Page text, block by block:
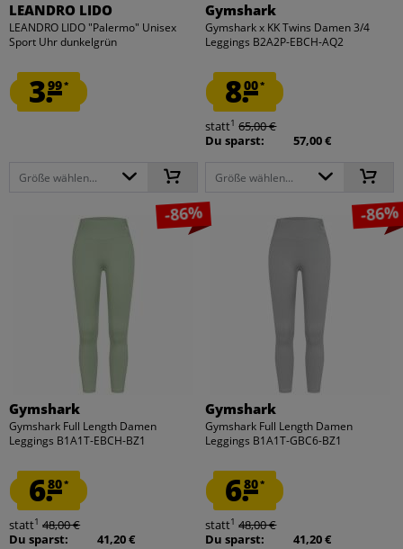
LEANDRO LIDO
LEANDRO LIDO "Palermo" Unisex
Sport Uhr dunkelgrün
3.99*
Größe wählen...
Gymshark
Gymshark x KK Twins Damen 3/4
Leggings B2A2P-EBCH-AQ2
8.00*
statt1 65,00 €
Du sparst:
57,00 €
Größe wählen...
-86%
Gymshark
Gymshark Full Length Damen
Leggings B1A1T-EBCH-BZ1
6.80*
statt1 48,00 €
Du sparst:
41,20 €
-86%
Gymshark
Gymshark Full Length Damen
Leggings B1A1T-GBC6-BZ1
6.80*
statt1 48,00 €
Du sparst:
41,20 €